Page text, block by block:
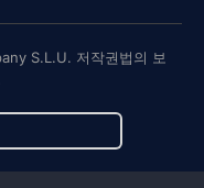
S.L.U. 저작권법의 보